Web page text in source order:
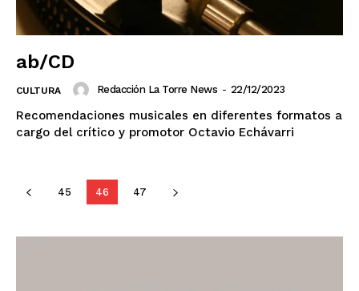
ab/CD
CULTURA Redacción La Torre News - 22/12/2023
Recomendaciones musicales en diferentes formatos a
cargo del crítico y promotor Octavio Echávarri
45 46 47